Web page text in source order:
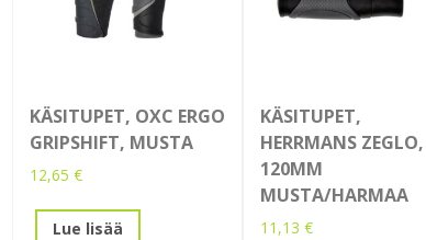
KÄSITUPET, OXC ERGO
GRIPSHIFT, MUSTA
12,65 €
Lue lisää
KÄSITUPET,
HERRMANS ZEGLO,
120MM
MUSTA/HARMAA
11,13 €